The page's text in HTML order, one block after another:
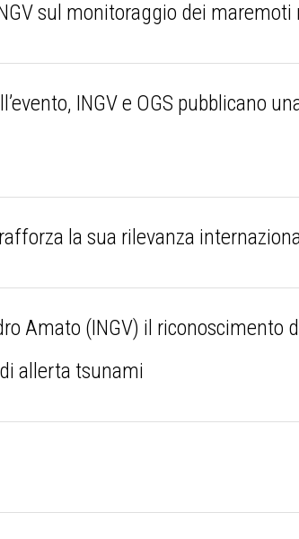
sul monitoraggio dei
INGV e OGS pubblicano
la sua rilevanza
Amato (INGV) il riconoscimento
allerta tsunami